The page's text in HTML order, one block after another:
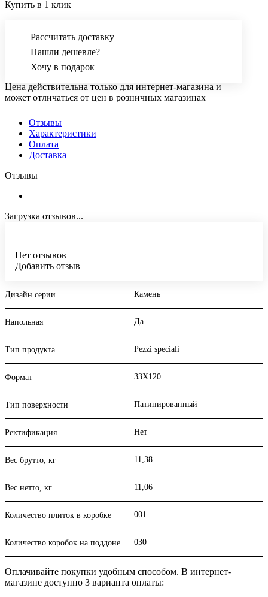
Купить в 1 клик
Рассчитать доставку
Нашли дешевле?
Хочу в подарок
Цена действительна только для интернет-магазина и
может отличаться от цен в розничных магазинах
Отзывы
Характеристики
Оплата
Доставка
Отзывы
Загрузка отзывов...
Нет отзывов
Добавить отзыв
Дизайн серии Камень
Напольная Да
Тип продукта Pezzi speciali
Формат 33X120
Тип поверхности Патинированный
Ректификация Нет
Вес брутто, кг 11,38
Вес нетто, кг 11,06
Количество плиток в коробке 001
Количество коробок на поддоне 030
Оплачивайте покупки удобным способом. В интернет-
магазине доступно 3 варианта оплаты: